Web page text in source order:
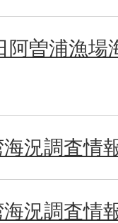
阿曽浦漁場
況調査情
況調査情